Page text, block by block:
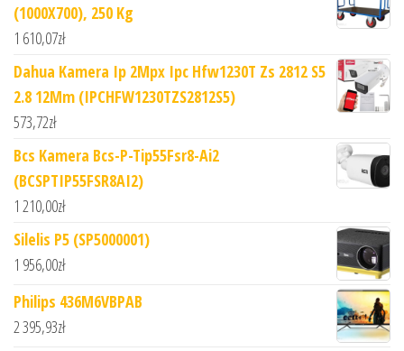
(1000X700), 250 Kg
1 610,07zł
Dahua Kamera Ip 2Mpx Ipc Hfw1230T Zs 2812 S5
2.8 12Mm (IPCHFW1230TZS2812S5)
573,72zł
Bcs Kamera Bcs-P-Tip55Fsr8-Ai2
(BCSPTIP55FSR8AI2)
1 210,00zł
Silelis P5 (SP5000001)
1 956,00zł
Philips 436M6VBPAB
2 395,93zł